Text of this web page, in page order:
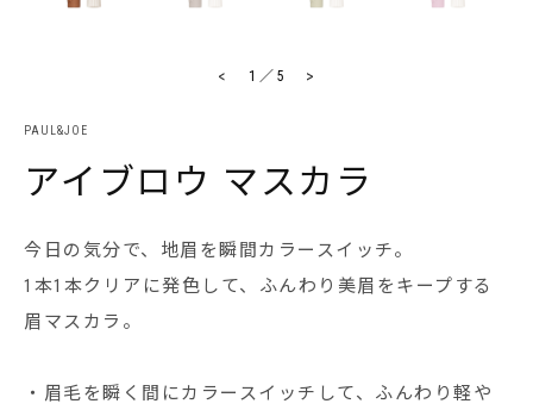
< >
1 ／ 5
PAUL&JOE
アイブロウ マスカラ
今日の気分で、地眉を瞬間カラースイッチ。
1本1本クリアに発色して、ふんわり美眉をキープする
眉マスカラ。
・眉毛を瞬く間にカラースイッチして、ふんわり軽や